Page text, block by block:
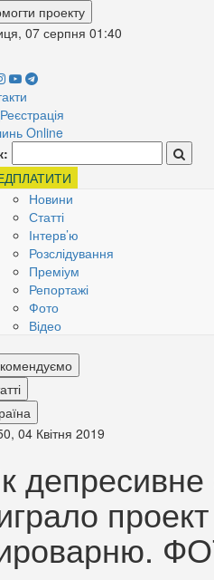
проекту
07 серпня 01:40
Реєстрація
Новини
Статті
Інтерв’ю
Розслідування
Преміум
Репортажі
Фото
Відео
04 Квітня 2019
депресивне